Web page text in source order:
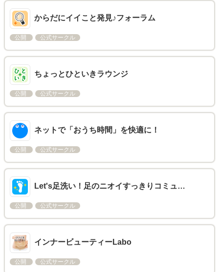
からだにイイこと発見♪フォーラム
公開 公式サークル
ちょっとひといきラウンジ
公開 公式サークル
ネットで「おうち時間」を快適に！
公開 公式サークル
Let's足洗い！足のニオイすっきりコミュ…
公開 公式サークル
インナービューティーLabo
公開 公式サークル